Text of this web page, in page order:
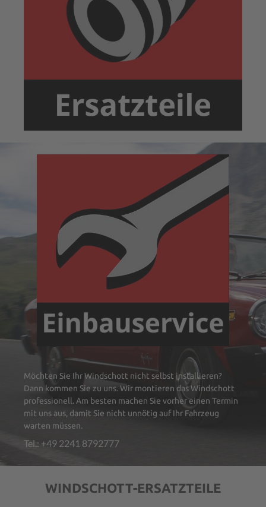
Möchten Sie Ihr Windschott nicht selbst installieren?
Dann kommen Sie zu uns. Wir montieren das Windschott
professionell. Am besten machen Sie vorher einen Termin
mit uns aus, damit Sie nicht unnötig auf Ihr Fahrzeug
warten müssen.
Tel.: +49 2241 8792777
WINDSCHOTT-ERSATZTEILE